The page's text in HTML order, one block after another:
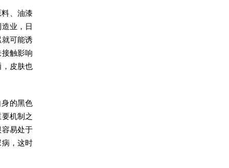
、油漆
业，日
可能诱
触影响
皮肤也
的黑色
机制之
易处于
，这时